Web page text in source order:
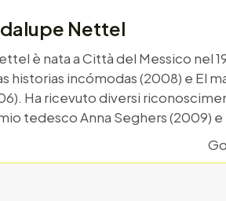
Nettel
è nata a Città del Messico nel
historias incómodas (2008) e El
Ha ricevuto diversi
tedesco Anna Seghers (2009)